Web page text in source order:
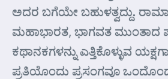
ಅದರ ಬಗೆಯೇ ಬಹುಳತ್ವದ್ದು.
ಮಹಾಭಾರತ, ಭಾಗವತ ಮುಂತಾದ
ಕಥಾನಕಗಳನ್ನು ಎತ್ತಿಕೊಳ್ಳುವ
ಪ್ರತಿಯೊಂದು ಪ್ರಸಂಗವೂ